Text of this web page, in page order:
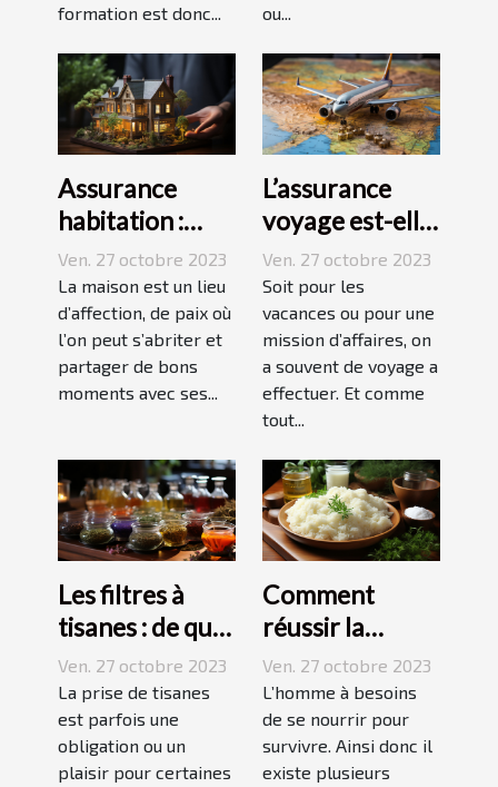
formation est donc...
ou...
Assurance
habitation :
comment ça
marche ?
Ven. 27 octobre 2023
La maison est un lieu
d’affection, de paix où
l’on peut s’abriter et
partager de bons
moments avec ses...
L’assurance
voyage est-elle
avantageuse ?
Ven. 27 octobre 2023
Soit pour les
vacances ou pour une
mission d’affaires, on
a souvent de voyage a
effectuer. Et comme
tout...
Les filtres à
tisanes : de quoi
s’agit-il ?
Ven. 27 octobre 2023
La prise de tisanes
est parfois une
obligation ou un
plaisir pour certaines
Comment
réussir la
préparation du
riz ?
Ven. 27 octobre 2023
L’homme à besoins
de se nourrir pour
survivre. Ainsi donc il
existe plusieurs